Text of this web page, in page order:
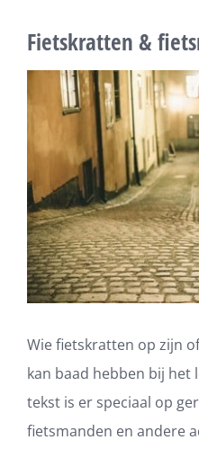
Fietskratten &
Wie fietskratten op zijn
kan baad hebben bij het
tekst is er speciaal op
fietsmanden en andere